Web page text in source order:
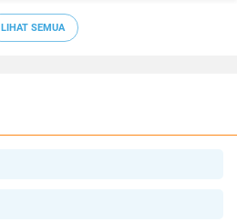
LIHAT SEMUA